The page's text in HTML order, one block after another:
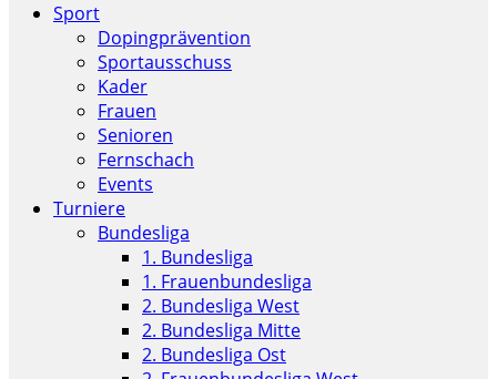
Sport
Dopingprävention
Sportausschuss
Kader
Frauen
Senioren
Fernschach
Events
Turniere
Bundesliga
1. Bundesliga
1. Frauenbundesliga
2. Bundesliga West
2. Bundesliga Mitte
2. Bundesliga Ost